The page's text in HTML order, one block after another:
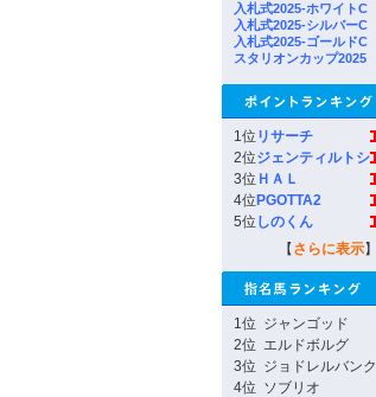
入札式2025-ホワイトC
入札式2025-シルバーC
入札式2025-ゴールドC
スタリオンカップ2025
1位 リサーチ
2位ジェンティルトシ
3位 ＨＡＬ
4位 PGOTTA2
5位 しのくん
【 さらに表示】
1位 ジャンゴッド
2位 エルドボルグ
3位 ジョドレルバンク
4位 ソブリオ